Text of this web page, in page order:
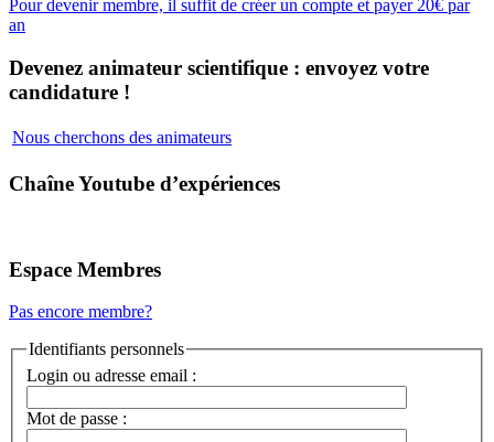
Pour devenir membre, il suffit de créer un compte et payer 20€ par
an
Devenez animateur scientifique : envoyez votre
candidature !
Nous cherchons des animateurs
Chaîne Youtube d’expériences
Espace Membres
Pas encore membre?
Identifiants personnels
Login ou adresse email :
Mot de passe :